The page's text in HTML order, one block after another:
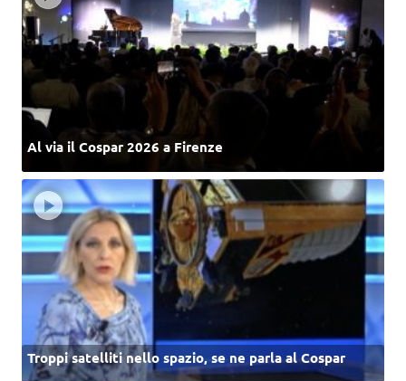
Al via il Cospar 2026 a Firenze
Troppi satelliti nello spazio, se ne parla al Cospar